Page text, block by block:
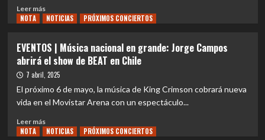
años
de
imperdible
descuento
para
concierto
de
en
Leer másLeer
más
|
The
Pineapple
Thief
a
Nuvian
como
NOTA NOTICIAS PRÓXIMOS CONCIERTOS
EVENTOS | Música nacional en grande: Jorge Campos
abrirá el show de BEAT en Chile
7 abril, 2025
El próximo 6 de mayo, la música de King Crimson cobrará nueva
vida en el Movistar Arena con un espectáculo...
Leer másLeer
más
NOTA NOTICIAS PRÓXIMOS CONCIERTOS